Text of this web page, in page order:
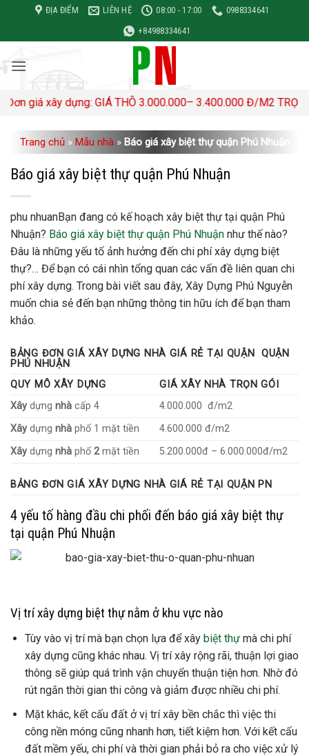
nội
dung
ĐỊA ĐIỂM LIÊN HỆ 08:00 - 17:00
0988334641
+84988334641
xây dựng: GIÁ THÔ 3.000.000– 3.400.000 Đ/M2 TRỌN GÓI
Trang chủ » Mẫu nhà » Báo giá xây biệt thự quận Phú Nhuận
Báo giá xây biệt thự quận Phú Nhuận
phu nhuanBạn đang có kế hoạch xây biệt thự tại quận Phú
Nhuận? Báo giá xây biệt thự quận Phú Nhuận như thế nào?
Đâu là những yếu tố ảnh hưởng đến chi phí xây dựng biệt
thự?… Để bạn có cái nhìn tổng quan các vấn đề liên quan chi
phí xây dựng. Trong bài viết sau đây, Xây Dựng Phú Nguyễn
muốn chia sẻ đến bạn những thông tin hữu ích để bạn tham
khảo.
BẢNG ĐƠNGIÁ XÂY DỰNG NHÀ GIÁRẺ TẠI QUẬN QUẬN
PHÚ NHUẬN
QUY MÔ XÂY DỰNG
GIÁ XÂY NHÀ TRỌN GÓI
Xây dựng nhà cấp 4
4.000.000 đ/m2
Xây dựng nhà phố 1 mặt tiền
4.600.000 đ/m2
Xây dựng nhà phố 2mặt tiền 5.200.000đ – 6.000.000đ/m2
BẢNG ĐƠNGIÁ XÂY DỰNG NHÀ GIÁRẺ TẠI QUẬN PN
4 yếu tố hàng đầu chi phối đến báo giá xây biệt thự
tại quận Phú Nhuận
Vị trí xây dựng biệt thự nằm ở khu vực nào
Tùy vào vị trí mà bạn chọn lựa để xây biệt thựmà chi phí
xây dựng cũng khác nhau. Vị trí xây rộng rãi, thuận lợi giao
thông sẽ giúp quá trình vận chuyển thuận tiện hơn. Nhờ đó
rút ngắn thời gian thi công và giảm được nhiều chi phí.
Mặt khác, kết cấu đất ở vị trí xây bền chắc thì việc thi
công nền móng cũng nhanh hơn, tiết kiệm hơn. Với kết cấu
đất mềm yếu, chi phí và thời gian phải bỏ ra cho việc xử lý